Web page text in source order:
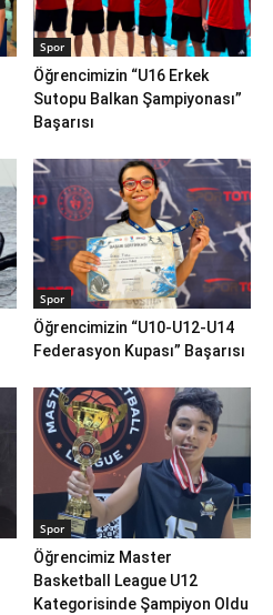
Spor
Öğrencimizin “U16 Erkek
Sutopu Balkan Şampiyonası”
Başarısı
Spor
Öğrencimizin “U10-U12-U14
Federasyon Kupası” Başarısı
Spor
Öğrencimiz Master
Basketball League U12
Kategorisinde Şampiyon Oldu